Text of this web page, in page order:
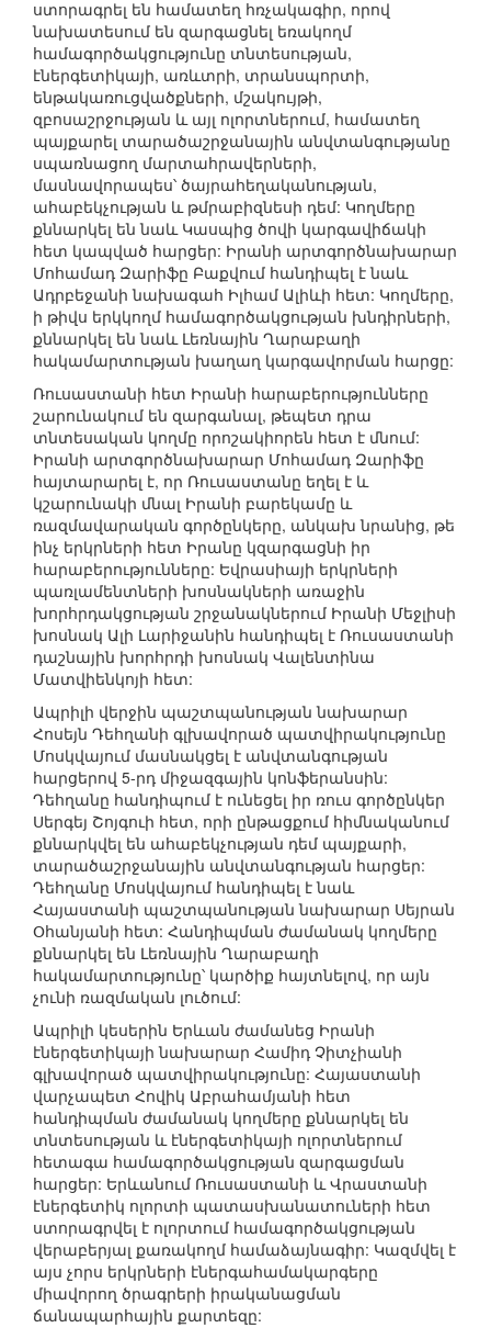
ստորագրել են համատեղ հռչակագիր, որով
նախատեսում են զարգացնել եռակողմ
համագործակցությունը տնտեսության,
էներգետիկայի, առևտրի, տրանսպորտի,
ենթակառուցվածքների, մշակույթի,
զբոսաշրջության և այլ ոլորտներում, համատեղ
պայքարել տարածաշրջանային անվտանգությանը
սպառնացող մարտահրավերների,
մասնավորապես՝ ծայրահեղականության,
ահաբեկչության և թմրաբիզնեսի դեմ: Կողմերը
քննարկել են նաև Կասպից ծովի կարգավիճակի
հետ կապված հարցեր: Իրանի արտգործնախարար
Մոհամադ Զարիֆը Բաքվում հանդիպել է նաև
Ադրբեջանի նախագահ Իլհամ Ալիևի հետ: Կողմերը,
ի թիվս երկկողմ համագործակցության խնդիրների,
քննարկել են նաև Լեռնային Ղարաբաղի
հակամարտության խաղաղ կարգավորման հարցը:
Ռուսաստանի հետ Իրանի հարաբերությունները
շարունակում են զարգանալ, թեպետ դրա
տնտեսական կողմը որոշակիորեն հետ է մնում:
Իրանի արտգործնախարար Մոհամադ Զարիֆը
հայտարարել է, որ Ռուսաստանը եղել է և
կշարունակի մնալ Իրանի բարեկամը և
ռազմավարական գործընկերը, անկախ նրանից, թե
ինչ երկրների հետ Իրանը կզարգացնի իր
հարաբերությունները: Եվրասիայի երկրների
պառլամենտների խոսնակների առաջին
խորհրդակցության շրջանակներում Իրանի Մեջլիսի
խոսնակ Ալի Լարիջանին հանդիպել է Ռուսաստանի
դաշնային խորհրդի խոսնակ Վալենտինա
Մատվիենկոյի հետ:
Ապրիլի վերջին պաշտպանության նախարար
Հոսեյն Դեհղանի գլխավորած պատվիրակությունը
Մոսկվայում մասնակցել է անվտանգության
հարցերով 5-րդ միջազգային կոնֆերանսին:
Դեհղանը հանդիպում է ունեցել իր ռուս գործընկեր
Սերգեյ Շոյգուի հետ, որի ընթացքում հիմնականում
քննարկվել են ահաբեկչության դեմ պայքարի,
տարածաշրջանային անվտանգության հարցեր:
Դեհղանը Մոսկվայում հանդիպել է նաև
Հայաստանի պաշտպանության նախարար Սեյրան
Օհանյանի հետ: Հանդիպման ժամանակ կողմերը
քննարկել են Լեռնային Ղարաբաղի
հակամարտությունը՝ կարծիք հայտնելով, որ այն
չունի ռազմական լուծում:
Ապրիլի կեսերին Երևան ժամանեց Իրանի
էներգետիկայի նախարար Համիդ Չիտչիանի
գլխավորած պատվիրակությունը: Հայաստանի
վարչապետ Հովիկ Աբրահամյանի հետ
հանդիպման ժամանակ կողմերը քննարկել են
տնտեսության և էներգետիկայի ոլորտներում
հետագա համագործակցության զարգացման
հարցեր: Երևանում Ռուսաստանի և Վրաստանի
էներգետիկ ոլորտի պատասխանատուների հետ
ստորագրվել է ոլորտում համագործակցության
վերաբերյալ քառակողմ համաձայնագիր: Կազմվել է
այս չորս երկրների էներգահամակարգերը
միավորող ծրագրերի իրականացման
ճանապարհային քարտեզը: